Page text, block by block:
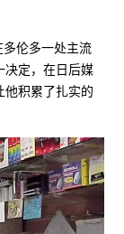
伦多一处主流
决定，在日后媒
他积累了扎实的